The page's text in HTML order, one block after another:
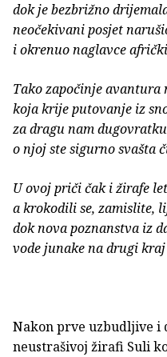
dok je bezbrižno
neočekivani posjet
i okrenuo naglavce
Tako započinje avantura
koja krije putovanje iz
za dragu nam
o njoj ste sigurno svašta
U ovoj priči čak i žirafe
a krokodili se, zamislite,
dok nova poznanstva iz
vode junake na drugi
Nakon prve uzbudljive i
neustrašivoj žirafi Suli